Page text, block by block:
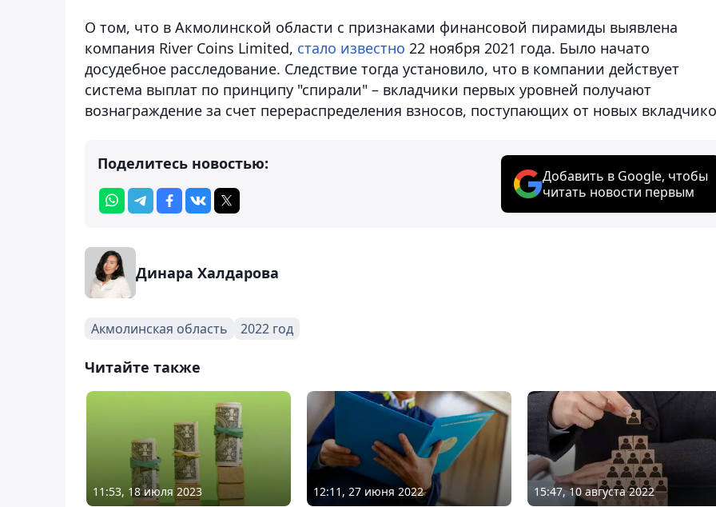
О том, что в Акмолинской области с признаками финансовой пирамиды выявлена
компания River Coins Limited, стало известно 22 ноября 2021 года. Было начато
досудебное расследование. Следствие тогда установило, что в компании действует
система выплат по принципу "спирали" – вкладчики первых уровней получают
вознаграждение за счет перераспределения взносов, поступающих от новых
Поделитесь новостью:
Добавить в Google, чтобы
читать новости первым
Динара Халдарова
Акмолинская область 2022 год
Читайте также
11:53, 18 июля 2023 12:11, 27 июня 2022 15:47, 10 августа 2022